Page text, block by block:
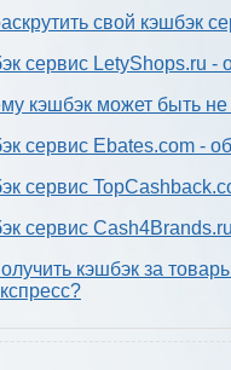
свой кэшбэк
сервис LetyShops.ru -
кэшбэк может быть не
сервис Ebates.com -
сервис
сервис
кэшбэк за